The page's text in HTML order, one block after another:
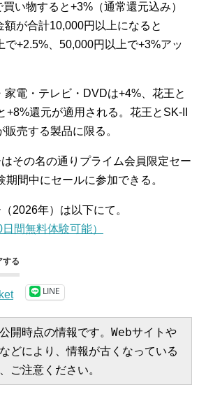
い物すると+3%（通常還元込み）
額が合計10,000円以上になると
で+2.5%、50,000円以上で+3%アッ
家電・テレビ・DVDは+4%、花王と
+8%還元が適用される。花王とSK-II
売する製品に限る。
その名の通りプライム会員限定セー
期間中にセールに参加できる。
2026年）は以下にて。
間無料体験可能）
する
LINE
開時点の情報です。Webサイトや
どにより、情報が古くなっている
ご注意ください。